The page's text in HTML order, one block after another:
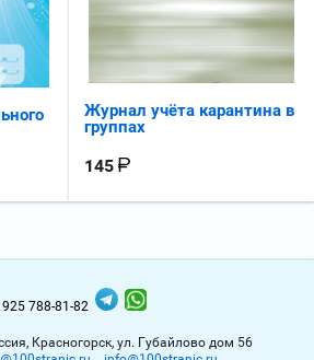
Журнал учёта карантина в
группах
145
925 788-81-82
Красногорск, ул. Губайлово дом 56